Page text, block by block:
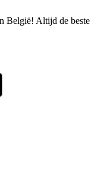
België! Altijd de beste